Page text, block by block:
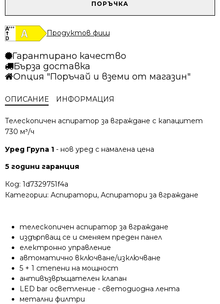
Teka
CNL
6815
Plus
ПОРЪЧКА
Продуктов фиш
Гарантирано качество
Бърза доставка
Опция "Поръчай и вземи от магазин"
ОПИСАНИЕ ИНФОРМАЦИЯ
Телескопичен аспиратор за вграждане с капацитет
730 м³/ч
Уред Група 1 - нов уред с намалена цена
5 години гаранция
Код: 1d7329751f4a
Категории: Аспиратори, Аспиратори за вграждане
телескопичен аспиратор за вграждане
издърпващ се и сменяем преден панел
електронно управление
автоматично включване/изключване
5 + 1 степени на мощност
антивъзвръщателен клапан
LED bar осветление - светодиодна лента
метални филтри